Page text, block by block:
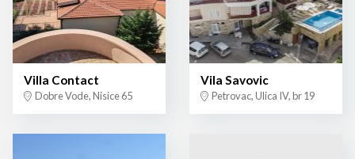
Villa Contact
Dobre Vode, Nisice 65
Vila Savovic
Petrovac, Ulica IV, br 19